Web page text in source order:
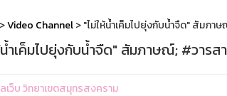
Video Channel> "ไม่ให้น้ำเค็มไปยุ่งกับน้ำจืด" สัมภา
น้ำเค็มไปยุ่งกับน้ำจืด" สัมภาษณ์; #วาร
ว็บ วิทยาเขตสมุทรสงคราม